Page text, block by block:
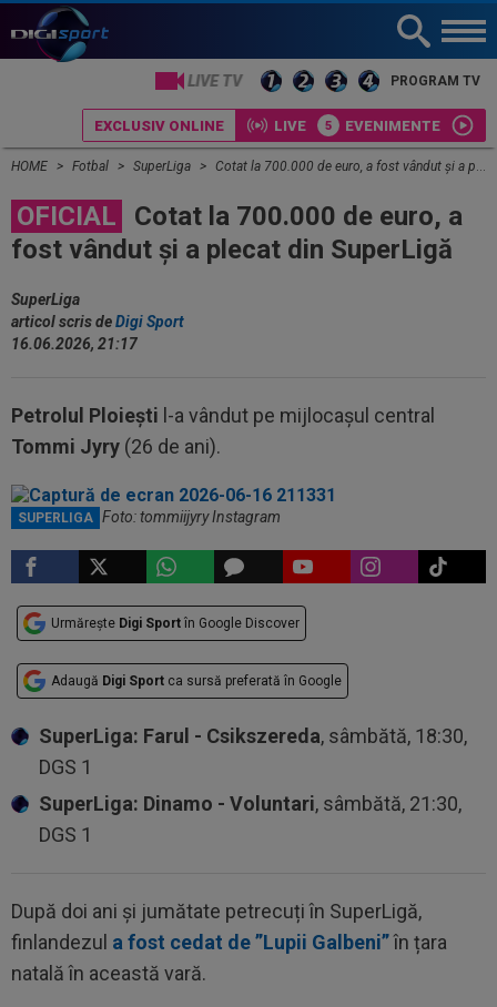
LIVE TV PROGRAM TV
EXCLUSIV ONLINE LIVE EVENIMENTE
HOME Fotbal SuperLiga Cotat la 700.000 de euro, a fost vândut și a plecat din SuperLigă
OFICIAL
Cotat la 700.000 de euro, a
fost vândut și a plecat din SuperLigă
SuperLiga
articol scris deDigi Sport
16.06.2026, 21:17
Petrolul Ploiești l-a vândut pe mijlocașul central
Tommi Jyry (26 de ani).
SUPERLIGA
Tommi Jyry / Foto: tommiijyry Instagram
Urmărește Digi Sport în Google Discover
Adaugă Digi Sport ca sursă preferată în Google
SuperLiga: Farul - Csikszereda, sâmbătă, 18:30,
DGS 1
SuperLiga: Dinamo - Voluntari, sâmbătă, 21:30,
DGS 1
După doi ani și jumătate petrecuți în SuperLigă,
finlandezul a fost cedat de ”Lupii Galbeni”în țara
natală în această vară.